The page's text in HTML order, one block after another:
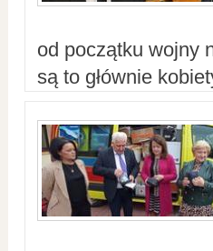
od początku wojny
są to głównie